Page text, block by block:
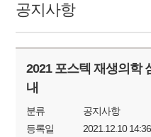
공지사항
2021 포스텍 재생의학
내
분류
공지사항
등록일
2021.12.10